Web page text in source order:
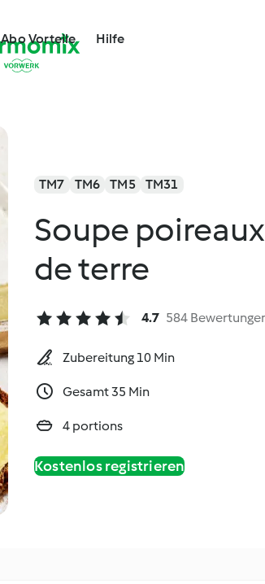
Abo Vorteile Hilfe
TM7 TM6 TM5 TM31
Soupe
de terre
4.7 584
Zubereitung 10 Min
Gesamt 35 Min
4 portions
Kostenlos registrieren